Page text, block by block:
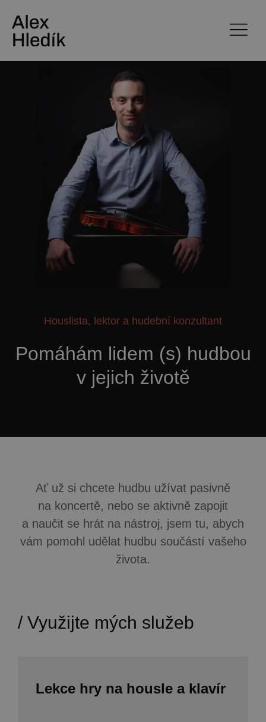
Houslista, lektor a hudební konzultant
Pomáhám lidem (s) hudbou
v jejich životě
Ať už si chcete hudbu užívat pasivně
na koncertě, nebo se aktivně zapojit
a naučit se hrát na nástroj, jsem tu, abych
vám pomohl udělat hudbu součástí vašeho
života.
/ Využijte mých služeb
Lekce hry na housle a klavír